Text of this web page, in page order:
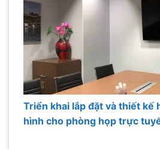
Triển khai lắp đặt và thiết kế
hình cho phòng họp trực